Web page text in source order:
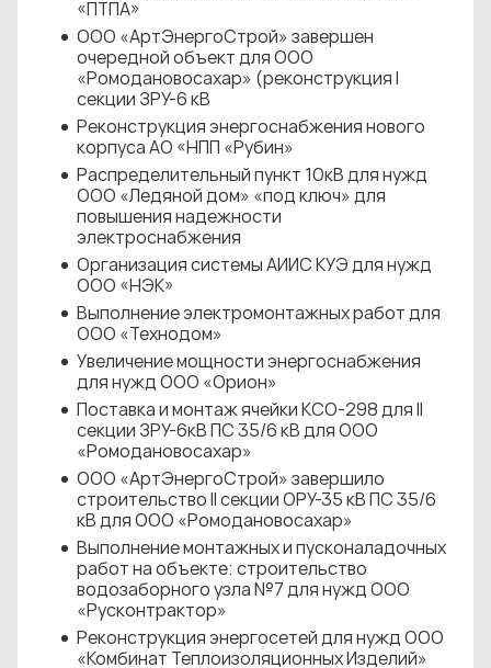
«ПТПА»
ООО «АртЭнергоСтрой» завершен
очередной объект для ООО
«Ромодановосахар» (реконструкция I
секции ЗРУ-6 кВ
Реконструкция энергоснабжения нового
корпуса АО «НПП «Рубин»
Распределительный пункт 10кВ для нужд
ООО «Ледяной дом» «под ключ» для
повышения надежности
электроснабжения
Организация системы АИИС КУЭ для нужд
ООО «НЭК»
Выполнение электромонтажных работ для
ООО «Технодом»
Увеличение мощности энергоснабжения
для нужд ООО «Орион»
Поставка и монтаж ячейки КСО-298 для II
секции ЗРУ-6кВ ПС 35/6 кВ для ООО
«Ромодановосахар»
ООО «АртЭнергоСтрой» завершило
строительство II секции ОРУ-35 кВ ПС 35/6
кВ для ООО «Ромодановосахар»
Выполнение монтажных и пусконаладочных
работ на объекте: строительство
водозаборного узла №7 для нужд ООО
«Русконтрактор»
Реконструкция энергосетей для нужд ООО
«Комбинат Теплоизоляционных Изделий»